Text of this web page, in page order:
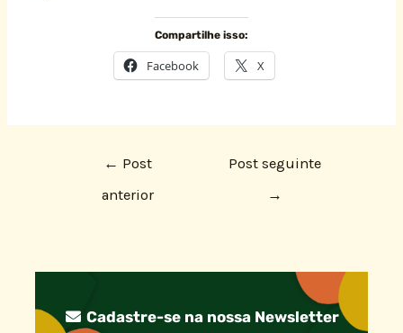
Compartilhe isso:
Facebook X
← Post
anterior
Post seguinte
→
Cadastre-se na nossa Newsletter